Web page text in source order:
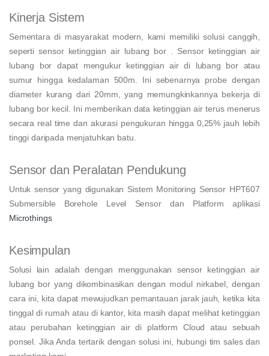
Kinerja Sistem
Sementara di masyarakat modern, kami memiliki solusi canggih,
seperti sensor ketinggian air lubang bor . Sensor ketinggian air
lubang bor dapat mengukur ketinggian air di lubang bor atau
sumur hingga kedalaman 500m. Ini sebenarnya probe dengan
diameter kurang dari 20mm, yang memungkinkannya bekerja di
lubang bor kecil. Ini memberikan data ketinggian air terus menerus
secara real time dan akurasi pengukuran hingga 0,25% jauh lebih
tinggi daripada menjatuhkan batu.
Sensor dan Peralatan Pendukung
Untuk sensor yang digunakan Sistem Monitoring Sensor HPT607
Submersible Borehole Level Sensor dan Platform aplikasi
Microthings
Kesimpulan
Solusi lain adalah dengan menggunakan sensor ketinggian air
lubang bor yang dikombinasikan dengan modul nirkabel, dengan
cara ini, kita dapat mewujudkan pemantauan jarak jauh, ketika kita
tinggal di rumah atau di kantor, kita masih dapat melihat ketinggian
atau perubahan ketinggian air di platform Cloud atau sebuah
ponsel. Jika Anda tertarik dengan solusi ini, hubungi tim sales dan